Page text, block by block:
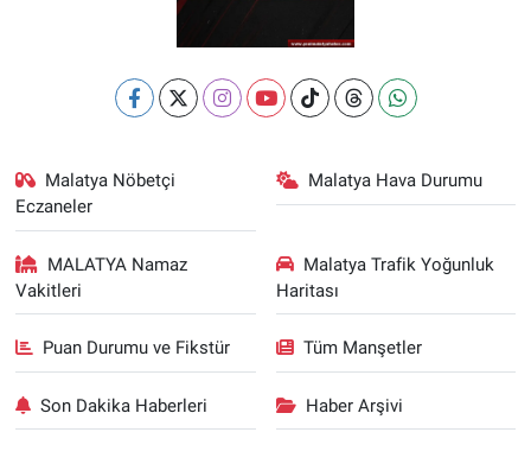
Malatya Nöbetçi
Eczaneler
Malatya Hava Durumu
MALATYA Namaz
Vakitleri
Malatya Trafik Yoğunluk
Haritası
Puan Durumu ve Fikstür Tüm Manşetler
Son Dakika Haberleri Haber Arşivi